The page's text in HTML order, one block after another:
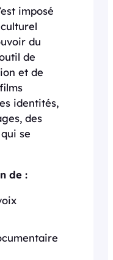
imposé
du
de
et de
identités,
des
se
de :